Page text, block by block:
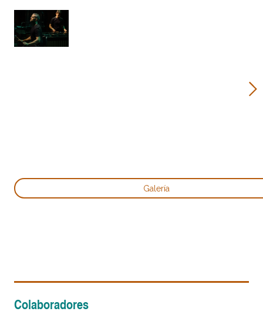
Galería
Colaboradores